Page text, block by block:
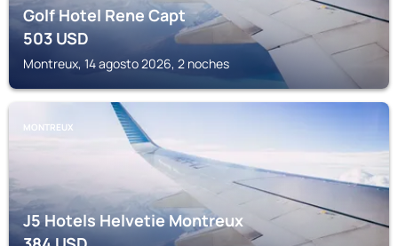
Golf Hotel Rene Capt
503USD
Montreux, 14 agosto 2026, 2 noches
MONTREUX
J5 Hotels Helvetie Montreux